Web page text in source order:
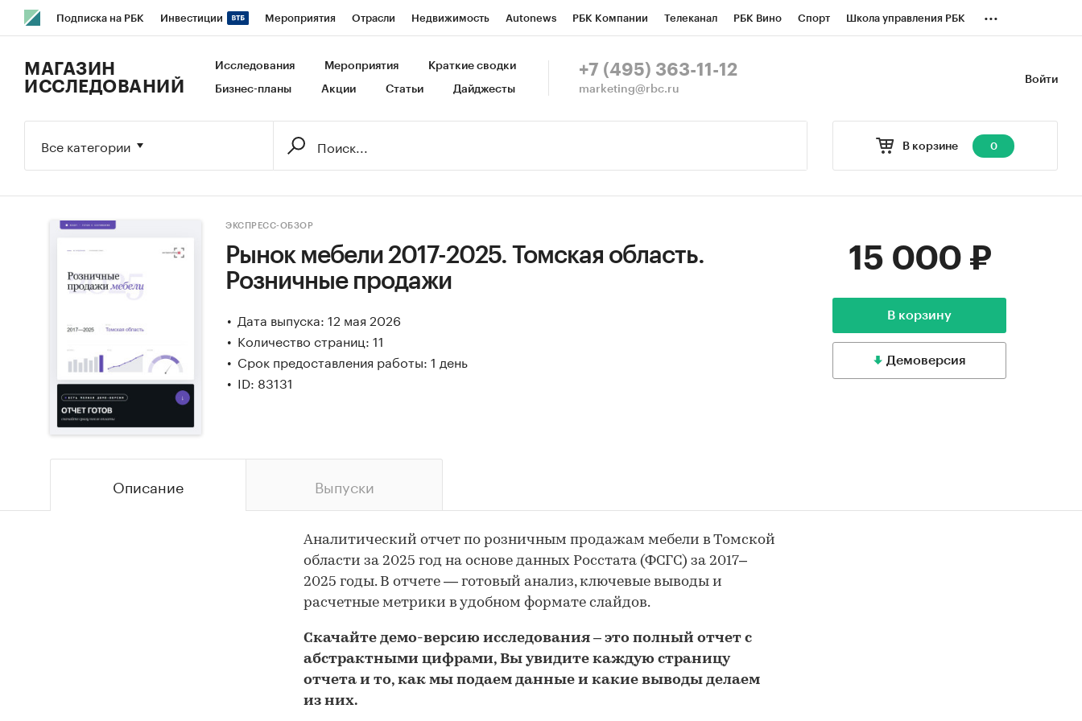
Подписка на РБК Инвестиции Мероприятия Отрасли Недвижимость Autonews РБК Компании Телеканал РБК Вино Спорт Школа управления РБК
Исследования Кредитные рейтинги Франшизы Газета Спецпроекты СПб Конференции СПб Спецпроекты
...
Войти
МАГАЗИН
ИССЛЕДОВАНИЙ
Исследования Мероприятия Краткие сводки
Бизнес-планы Акции Статьи Дайджесты
+7 (495) 363-11-12
marketing@rbc.ru
В корзине 0
Все категории
ЭКСПРЕСС-ОБЗОР
Рынок мебели 2017-2025. Томская область.
Розничные продажи
Дата выпуска: 12 мая 2026
Количество страниц: 11
Срок предоставления работы: 1 день
ID: 83131
15 000 ₽
В корзину
Демоверсия
Описание Выпуски
Аналитический отчет по розничным продажам мебели в Томской
области за 2025 год на основе данных Росстата (ФСГС) за 2017–
2025 годы. В отчете — готовый анализ, ключевые выводы и
расчетные метрики в удобном формате слайдов.
Скачайте демо-версию исследования – это полный отчет с
абстрактными цифрами, Вы увидите каждую страницу
отчета и то, как мы подаем данные и какие выводы делаем
из них.